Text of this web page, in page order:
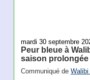
mardi 30 septembre
Peur bleue à
saison prolongée
Communiqué de Walibi